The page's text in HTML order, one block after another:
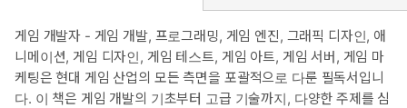
게임 개발자 - 게임 개발, 프로그래밍, 게임 엔진, 그래픽 디자인, 애
니메이션, 게임 디자인, 게임 테스트, 게임 아트, 게임 서버, 게임 마
케팅은 현대 게임 산업의 모든 측면을 포괄적으로 다룬 필독서입니
다. 이 책은 게임 개발의 기초부터 고급 기술까지, 다양한 주제를 심